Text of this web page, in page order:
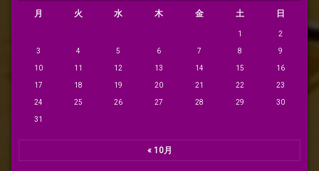
月 火 水 木 金 土 日
1 2
3 4 5 6 7 8 9
10 11 12 13 14 15 16
17 18 19 20 21 22 23
24 25 26 27 28 29 30
31
« 10月